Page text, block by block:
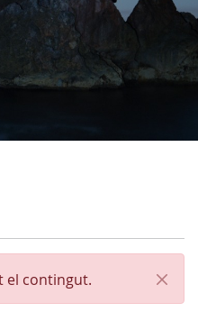
Tanca
el contingut.